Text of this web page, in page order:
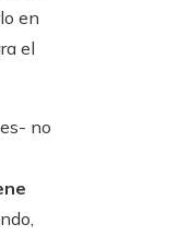
en
el
no